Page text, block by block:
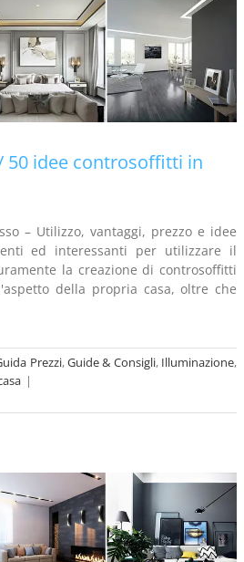
50 idee controsoffitti in
– Utilizzo, vantaggi, prezzo e idee
ed interessanti per utilizzare il
la creazione di controsoffitti
della propria casa, oltre che
Prezzi,Guide & Consigli, Illuminazione,
|